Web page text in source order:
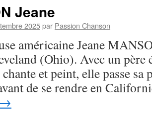
Jeane
2025par Passion Chanson
américaine Jeane
(Ohio). Avec un père
et peint, elle passe sa
de se rendre en
→